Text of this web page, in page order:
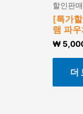
할인판매
[특가
램 파
₩
더